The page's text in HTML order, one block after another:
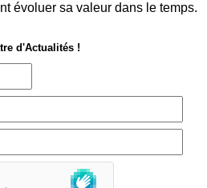
évoluer sa valeur dans le temps.
d'Actualités !